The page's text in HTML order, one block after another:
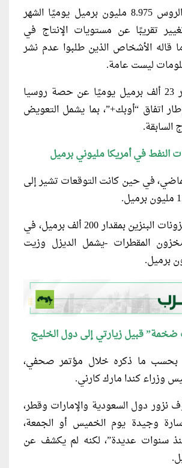
ضخ المنتجون الروس 8.975 مليون برميل يوميًا الشهر
تقريبًا عن مستويات الإنتاج في
الأشخاص الذين طلبوا عدم نشر
ليست عامة.
ويقل ذلك بمقدار 23 ألف برميل يوميًا عن حصة روسيا
اتفاق “أوبك+”، بما يشمل التعويض
السابقة.
في أمريكا مليوني برميل
في حين كانت التوقعات تشير إلى
فيما ارتفعت مخزونات البنزين بمقدار 200 ألف برميل، في
المقطرات -يشمل الديزل وزيت
ضخمة” قبيل زيارتي إلى دول الخليج
بحسب ما ذكره خلال مؤتمر صحفي،
وزراء كندا مارك كارني.
نزور دول السعودية والإمارات وقطر،
وجيدة يوم الخميس أو الجمعة،
سنوات عديدة”، لكنه لم يكشف عن